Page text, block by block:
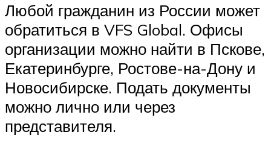
Любой гражданин из России может
обратиться в VFS Global. Офисы
организации можно найти в Пскове,
Екатеринбурге, Ростове-на-Дону и
Новосибирске. Подать документы
можно лично или через
представителя.